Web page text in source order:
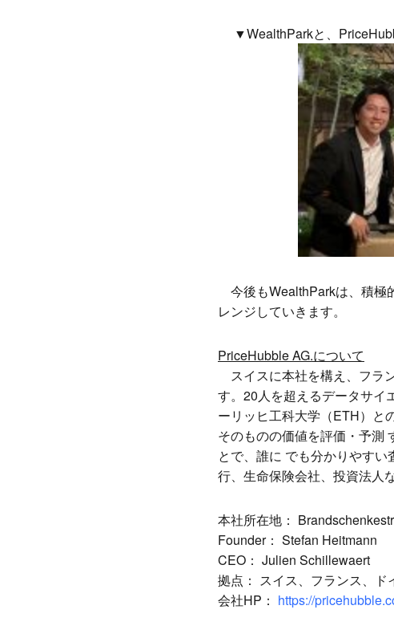
▼WealthParkと、
今後もWealthParkは、積極
レンジしていきます。
PriceHubble AG.について
スイスに本社を構え、フラ
す。20人を超えるデータサイ
ーリッヒ工科大学（ETH）と
そのものの価値を評価・予測
とで、誰に でも分かりやす
行、生命保険会社、投資法人
本社所在地：
Founder： Stefan Heitmann
CEO： Julien Schillewaert
拠点： スイス、フランス、ド
会社HP： https://